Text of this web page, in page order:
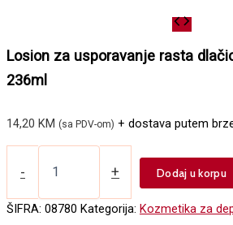
Losion za usporavanje rasta
236ml
14,20 KM (sa PDV-om) + dostava putem
-
Losion
rasta
dlačica
+ Dodaj u korpu
ŠIFRA: 08780 Kategorija: Kozmetika za